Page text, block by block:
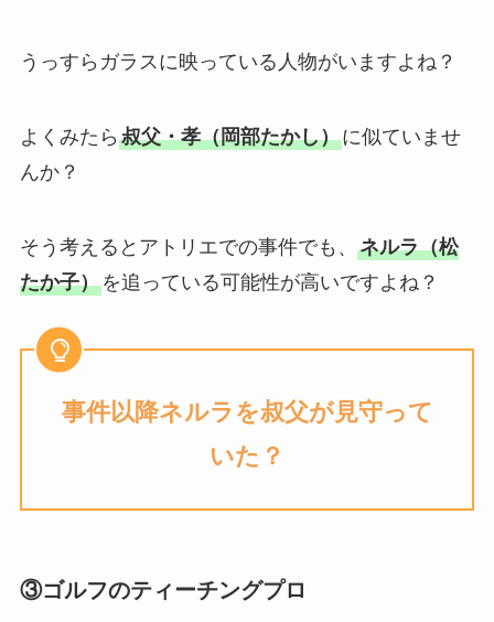
うっすらガラスに映っている人物がいますよね？
よくみたら 叔父・孝（岡部たかし）に似ていませ
んか？
そう考えるとアトリエでの事件でも、 ネルラ（松
たか子）を追っている可能性が高いですよね？
事件以降ネルラを叔父が見守って
いた？
③ゴルフのティーチングプロ